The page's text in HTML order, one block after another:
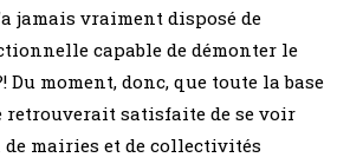
jamais vraiment disposé de
capable de démonter le
Du moment, donc, que toute la base
retrouverait satisfaite de se voir
mairies et de collectivités